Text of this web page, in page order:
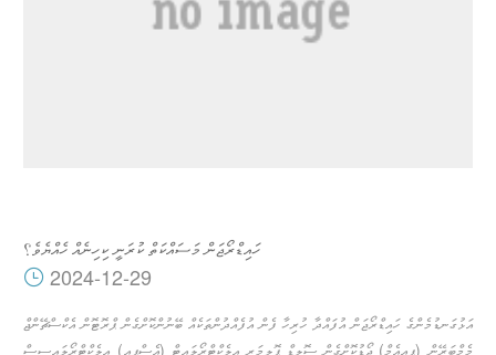
ހައިޑްރޯޖަން މަސައްކަތް ކުރަނީ ކިހިނެއް ހެއްޔެވެ؟
2024-12-29
އަޅުގަނޑުމެންގެ ހައިޑްރޯޖަން އުފައްދާ ހުރިހާ ފެން އުފެއްދުންތަކެއް ބޭނުންކޮށްގެން ޕްރޮޓޮން އެކްސްޗޭންޖް
މެމްބަރޭން (ޕީއީއެމް) ޖޯޑުކޮށްގެން ސޮލިޑް ޕޮލިމަރ އިލެކްޓްރޯލައިޓް (އެސްޕީއީ) އިލެކްޓްރޯލައިސިސް